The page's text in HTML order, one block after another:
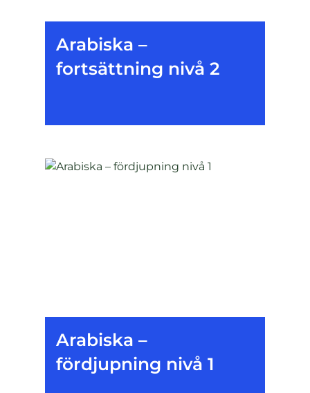
Arabiska –
fortsättning nivå 2
Arabiska –
fördjupning nivå 1